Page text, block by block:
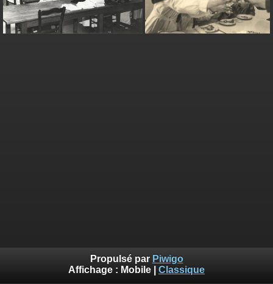
Propulsé par Piwigo
Affichage : Mobile Classique